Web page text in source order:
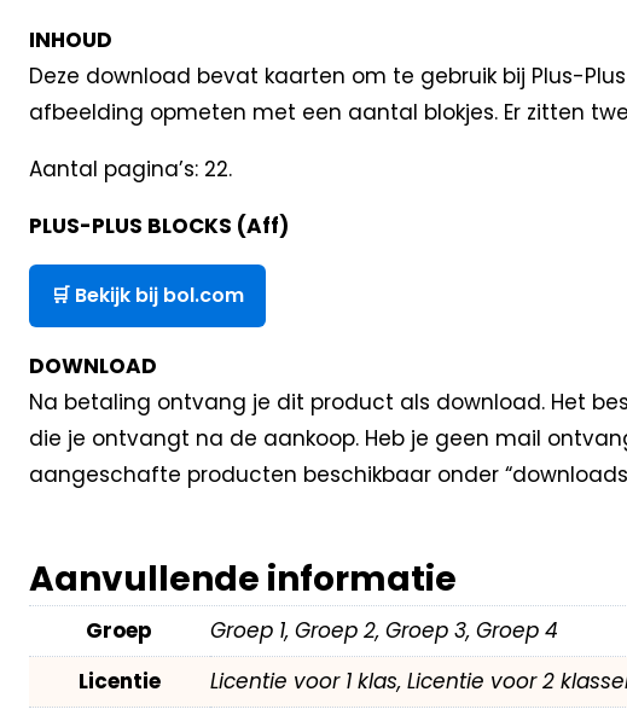
INHOUD
Deze download bevat kaarten om te gebruik bij Plus-
afbeelding opmeten met een aantal blokjes. Er zitten
Aantal pagina’s: 22.
PLUS-PLUS BLOCKS (Aff)
🛒 Bekijk bij bol.com
DOWNLOAD
Na betaling ontvang je dit product als download. Het
die je ontvangt na de aankoop. Heb je geen mail
aangeschafte producten beschikbaar onder
Aanvullende informatie
Groep
Groep 1, Groep 2, Groep 3, Groep 4
Licentie
Licentie voor 1 klas, Licentie voor 2